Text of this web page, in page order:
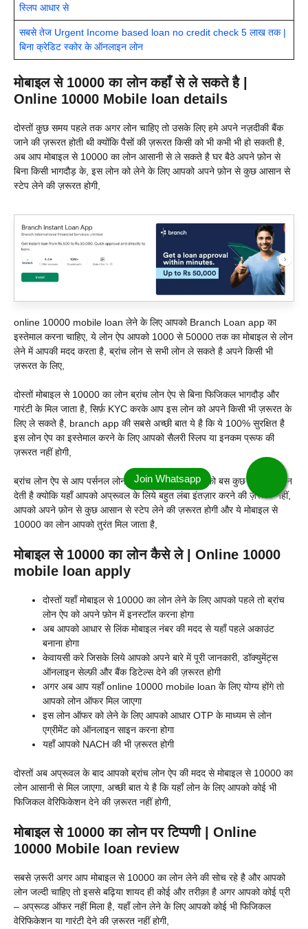
स्लिप आधार से
सबसे तेज Urgent Income based loan no credit check 5 लाख तक |
बिना क्रेडिट स्कोर के ऑनलाइन लोन
मोबाइल से 10000 का लोन कहाँ से ले सकते है |
Online 10000 Mobile loan details
दोस्तों कुछ समय पहले तक अगर लोन चाहिए तो उसके लिए हमे अपने नज़दीकी बैंक
जाने की ज़रूरत होती थी क्योंकि पैसों की ज़रूरत किसी को भी कभी भी हो सकती है,
अब आप मोबाइल से 10000 का लोन आसानी से ले सकते है घर बैठे अपने फ़ोन से
बिना किसी भागदौड़ के, इस लोन को लेने के लिए आपको अपने फ़ोन से कुछ आसान से
स्टेप लेने की ज़रूरत होगी,
online 10000 mobile loan लेने के लिए आपको Branch Loan app का
इस्तेमाल करना चाहिए, ये लोन ऐप आपको 1000 से 50000 तक का मोबाइल से लोन
लेने में आपकी मदद करता है, ब्रांच लोन से सभी लोन ले सकते है अपने किसी भी
ज़रूरत के लिए,
दोस्तों मोबाइल से 10000 का लोन ब्रांच लोन ऐप से बिना फिजिकल भागदौड़ और
गारंटी के मिल जाता है, सिर्फ़ KYC करके आप इस लोन को अपने किसी भी ज़रूरत के
लिए ले सकते है, branch app की सबसे अच्छी बात ये है कि ये 100% सुरक्षित है
इस लोन ऐप का इस्तेमाल करने के लिए आपको सैलरी स्लिप या इनकम प्रूफ की
ज़रूरत नहीं होगी,
ब्रांच लोन ऐप से आप पर्सनल लोन ले सकते है, ये लोन आपको बस कुछ मिनटों में लोन
देती है क्योकि यहाँ आपको अप्रूवल के लिये बहुत लंबा इंतज़ार करने की ज़रूरत नहीं,
आपको अपने फ़ोन से कुछ आसान से स्टेप लेने की ज़रूरत होगी और ये मोबाइल से
10000 का लोन आपको तुरंत मिल जाता है,
मोबाइल से 10000 का लोन कैसे ले | Online 10000
mobile loan apply
दोस्तों यहाँ मोबाइल से 10000 का लोन लेने के लिए आपको पहले तो ब्रांच
लोन ऐप को अपने फ़ोन में इनस्टॉल करना होगा
अब आपको आधार से लिंक मोबाइल नंबर की मदद से यहाँ पहले अकाउंट
बनाना होगा
केवायसी करे जिसके लिये आपको अपने बारे में पूरी जानकारी, डॉक्युमेंट्स
ऑनलाइन सेल्फ़ी और बैंक डिटेल्स देने की ज़रूरत होगी
अगर अब आप यहाँ online 10000 mobile loan के लिए योग्य होंगे तो
आपको लोन ऑफर मिल जाएगा
इस लोन ऑफर को लेने के लिए आपको आधार OTP के माध्यम से लोन
एग्रीमेंट को ऑनलाइन साइन करना होगा
यहाँ आपको NACH की भी ज़रूरत होगी
दोस्तों अब अप्रूवल के बाद आपको ब्रांच लोन ऐप की मदद से मोबाइल से 10000 का
लोन आसानी से मिल जाएगा, अच्छी बात ये है कि यहाँ लोन के लिए आपको कोई भी
फिजिकल वेरिफिकेशन देने की ज़रूरत नहीं होगी,
मोबाइल से 10000 का लोन पर टिप्पणी | Online
10000 Mobile loan review
सबसे ज़रूरी अगर आप मोबाइल से 10000 का लोन लेने की सोच रहे है और आपको
लोन जल्दी चाहिए तो इससे बढ़िया शायद ही कोई और तरीक़ा है अगर आपको कोई प्री
– अप्रूव्ड ऑफर नहीं मिला है, यहाँ लोन लेने के लिए आपको कोई भी फिजिकल
वेरिफिकेशन या गारंटी देने की ज़रूरत नहीं होगी,